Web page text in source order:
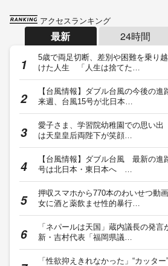
アクセスランキング
最新 24時間
5歳で両足切断、差別や困難を乗り
けた人生 「人生は捨てた…
【台風情報】ダブル台風の今後の
来週、台風15号が北日本…
愛子さま、学習院幼稚園での思い
は天皇皇后両陛下が笑顔…
【台風情報】ダブル台風 最新の
号は北日本・東日本へ …
押収スマホから770本のわいせつ動
女に酒と薬飲ませ性的暴行…
「ネパールは天国」蔵内議長の発
新・吉村代表「福岡県議…
「性欲抑えきれなかった」“カッタ